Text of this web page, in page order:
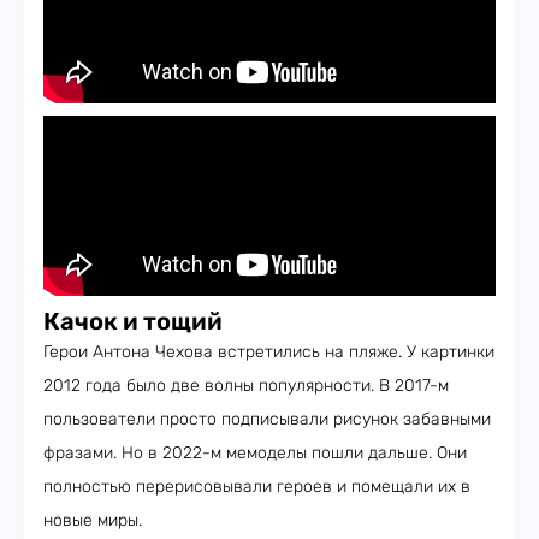
Качок и тощий
Герои Антона Чехова встретились на пляже. У картинки
2012 года было две волны популярности. В 2017-м
пользователи просто подписывали рисунок забавными
фразами. Но в 2022-м мемоделы пошли дальше. Они
полностью перерисовывали героев и помещали их в
новые миры.